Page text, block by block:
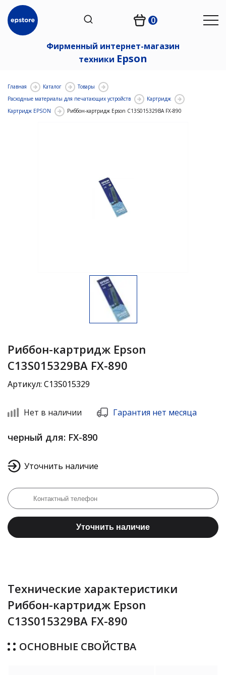
0
Фирменный интернет-магазин
техники Epson
Главная Каталог
Товары
Расходные материалы для печатающих устройств
Картридж
Картридж EPSON
Риббон-картридж Epson C13S015329BA FX-890
Риббон-картридж Epson
C13S015329BA FX-890
Артикул: C13S015329
Нет в наличии Гарантия нет месяца
черный для: FX-890
Уточнить наличие
Уточнить наличие
Технические характеристики
Риббон-картридж Epson
C13S015329BA FX-890
ОСНОВНЫЕ СВОЙСТВА